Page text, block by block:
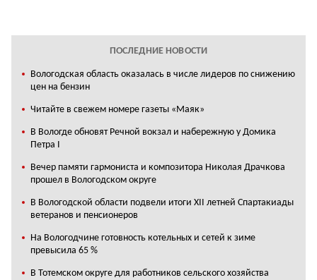
ПОСЛЕДНИЕ НОВОСТИ
Вологодская область оказалась в числе лидеров по снижению
цен на бензин
Читайте в свежем номере газеты «Маяк»
В Вологде обновят Речной вокзал и набережную у Домика
Петра I
Вечер памяти гармониста и композитора Николая Драчкова
прошел в Вологодском округе
В Вологодской области подвели итоги XII летней Спартакиады
ветеранов и пенсионеров
На Вологодчине готовность котельных и сетей к зиме
превысила 65 %
В Тотемском округе для работников сельского хозяйства